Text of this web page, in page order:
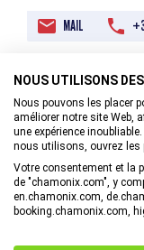
MAIL
12/08/2026
NOUS UTILISONS
Nous pouvons les placer
améliorer notre site Web,
une expérience
nous utilisons, ouvrez les
Votre consentement et la
de "chamonix.com", y
en.chamonix.com,
booking.chamonix.com,